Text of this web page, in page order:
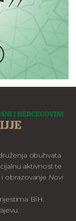
obuhvata
aktivnost te
obrazovanje Novi
BiH.